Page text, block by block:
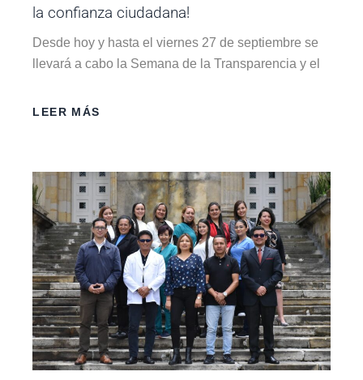
la confianza ciudadana!
Desde hoy y hasta el viernes 27 de septiembre se
llevará a cabo la Semana de la Transparencia y el
LEER MÁS